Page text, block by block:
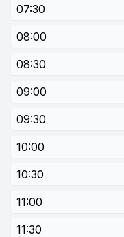
07:30
08:00
08:30
09:00
09:30
10:00
10:30
11:00
11:30